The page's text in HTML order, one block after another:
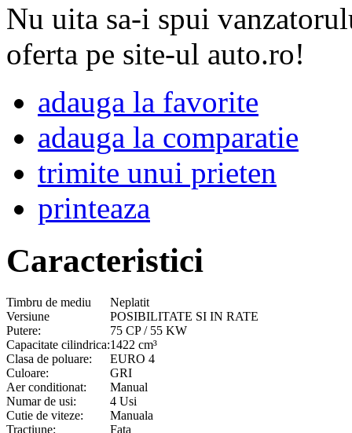
Nu uita sa-i spui
oferta pe site-ul auto.ro!
adauga la favorite
adauga la comparatie
trimite unui prieten
printeaza
Caracteristici
Timbru de mediu
Neplatit
Versiune
POSIBILITATE SI IN RATE
Putere:
75 CP / 55 KW
Capacitate cilindrica:1422 cm³
Clasa de poluare:
EURO 4
Culoare:
GRI
Aer conditionat:
Manual
Numar de usi:
4 Usi
Cutie de viteze:
Manuala
Tractiune:
Fata